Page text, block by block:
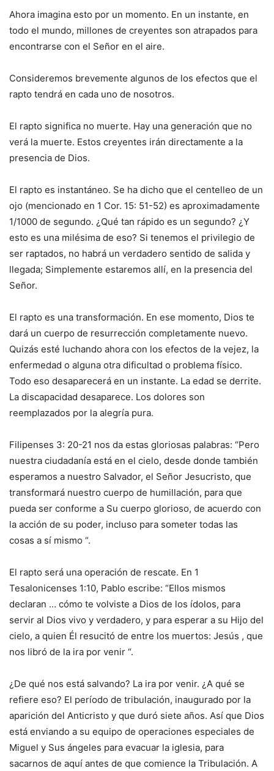
Ahora imagina esto por un momento. En un instante, en
todo el mundo, millones de creyentes son atrapados para
encontrarse con el Señor en el aire.
Consideremos brevemente algunos de los efectos que el
rapto tendrá en cada uno de nosotros.
El rapto significa no muerte. Hay una generación que no
verá la muerte. Estos creyentes irán directamente a la
presencia de Dios.
El rapto es instantáneo. Se ha dicho que el centelleo de un
ojo (mencionado en 1 Cor. 15: 51-52) es aproximadamente
1/1000 de segundo. ¿Qué tan rápido es un segundo? ¿Y
esto es una milésima de eso? Si tenemos el privilegio de
ser raptados, no habrá un verdadero sentido de salida y
llegada; Simplemente estaremos allí, en la presencia del
Señor.
El rapto es una transformación. En ese momento, Dios te
dará un cuerpo de resurrección completamente nuevo.
Quizás esté luchando ahora con los efectos de la vejez, la
enfermedad o alguna otra dificultad o problema físico.
Todo eso desaparecerá en un instante. La edad se derrite.
La discapacidad desaparece. Los dolores son
reemplazados por la alegría pura.
Filipenses 3: 20-21 nos da estas gloriosas palabras: “Pero
nuestra ciudadanía está en el cielo, desde donde también
esperamos a nuestro Salvador, el Señor Jesucristo, que
transformará nuestro cuerpo de humillación, para que
pueda ser conforme a Su cuerpo glorioso, de acuerdo con
la acción de su poder, incluso para someter todas las
cosas a sí mismo “.
El rapto será una operación de rescate. En 1
Tesalonicenses 1:10, Pablo escribe: “Ellos mismos
declaran … cómo te volviste a Dios de los ídolos, para
servir al Dios vivo y verdadero, y para esperar a su Hijo del
cielo, a quien Él resucitó de entre los muertos: Jesús , que
nos libró de la ira por venir “.
¿De qué nos está salvando? La ira por venir. ¿A qué se
refiere eso? El período de tribulación, inaugurado por la
aparición del Anticristo y que duró siete años. Así que Dios
está enviando a su equipo de operaciones especiales de
Miguel y Sus ángeles para evacuar la iglesia, para
sacarnos de aquí antes de que comience la Tribulación. A